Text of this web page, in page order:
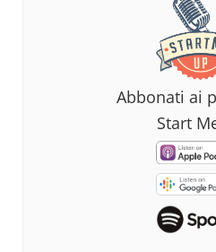
Abbonati ai
Start